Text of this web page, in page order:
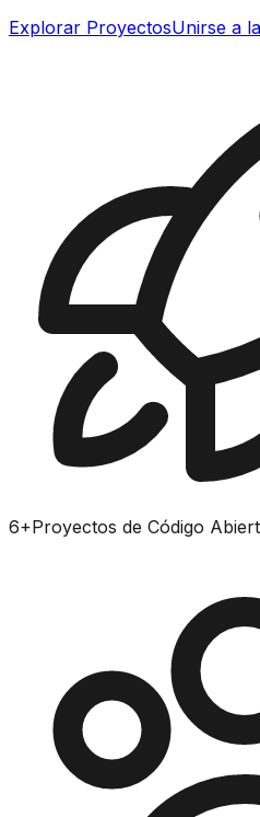
Explorar ProyectosUnirse a
6+Proyectos de Código